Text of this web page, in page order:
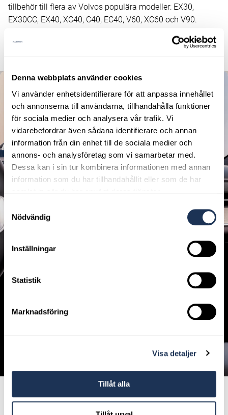
Denna webbplats använder cookies
Vi använder enhetsidentifierare för att anpassa innehållet
och annonserna till användarna, tillhandahålla funktioner
för sociala medier och analysera vår trafik. Vi
vidarebefordrar även sådana identifierare och annan
information från din enhet till de sociala medier och
annons- och analysföretag som vi samarbetar med.
Dessa kan i sin tur kombinera informationen med annan
information som du har tillhandahållit eller som de har
Nödvändig
Inställningar
Statistik
Marknadsföring
Visa detaljer
Tillåt alla
tillbehör till flera av Volvos populära modeller: EX30,
EX30CC, EX40, XC40, C40, EC40, V60, XC60 och V90.
Skyddspaketet Plus – endast 3 995 kr